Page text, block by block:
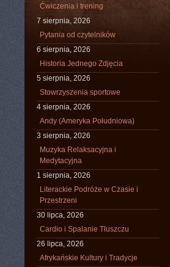
Ćwiczenia i trening
7 sierpnia, 2026
Pytania od czytelników
6 sierpnia, 2026
Historia Jednego Zdjęcia
5 sierpnia, 2026
Stowrzyszenia sportowe
4 sierpnia, 2026
Andy (Ameryka Południowa)
3 sierpnia, 2026
Muzyka Relaksacyjna i
Medytacyjna
1 sierpnia, 2026
Literackie Podróże w Czasie i
Przestrzeni
30 lipca, 2026
Cardio i Spalanie Tłuszczu
26 lipca, 2026
Afrykańskie Kultury i Tradycje